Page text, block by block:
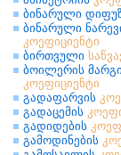
ბინარული
ბინარული
კოეფიციენტი
ბირთვული
ბოილერის
კოეფიციენტი
გადაფარვის
გადაცემის
გადიდების
გამოდინების